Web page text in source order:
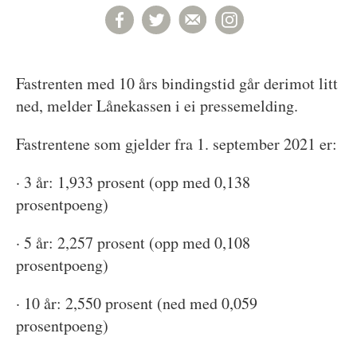
Fastrenten med 10 års bindingstid går derimot litt
ned, melder Lånekassen i ei pressemelding.
Fastrentene som gjelder fra 1. september 2021 er:
· 3 år: 1,933 prosent (opp med 0,138
prosentpoeng)
· 5 år: 2,257 prosent (opp med 0,108
prosentpoeng)
· 10 år: 2,550 prosent (ned med 0,059
prosentpoeng)